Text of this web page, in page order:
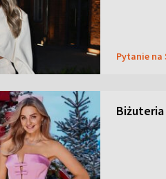
Pytanie